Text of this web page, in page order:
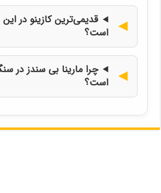
قدیمی‌ترین کازینو در
است؟
چرا مارینا بی سندز در
است؟